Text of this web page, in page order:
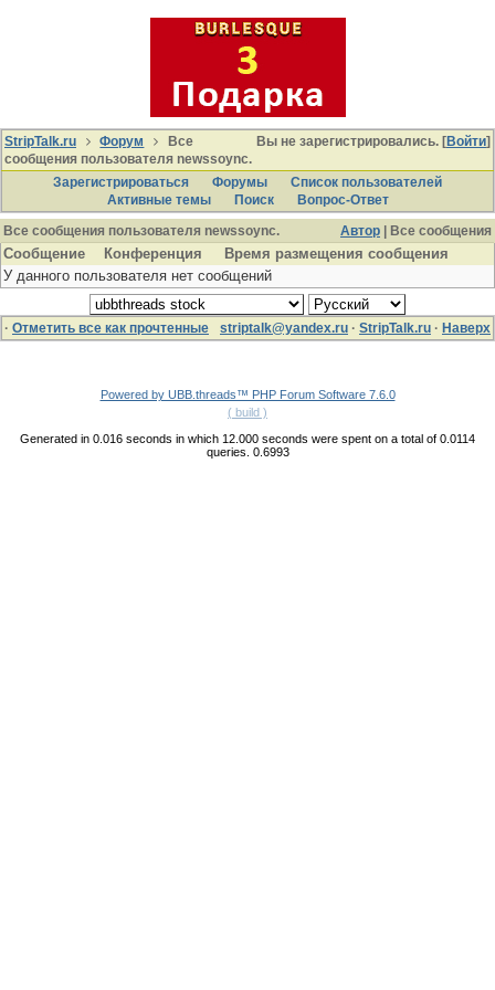
Вы не зарегистрировались. [Войти]
StripTalk.ru Форум
Все
сообщения пользователя newssoync.
Зарегистрироваться
Форумы
Список пользователей
Активные темы
Поиcк
Вопрос-Ответ
Автор | Все сообщения
Все сообщения пользователя newssoync.
Сообщение Конференция
Время размещения сообщения
У данного пользователя нет сообщений
· Отметить все как прочтенные striptalk@yandex.ru · StripTalk.ru · Наверх
Powered by UBB.threads™ PHP Forum Software 7.6.0
( build )
Generated in 0.016 seconds in which 12.000 seconds were spent on a total of 0.0114
queries. 0.6993